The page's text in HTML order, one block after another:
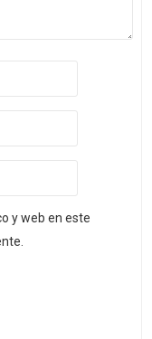
y web en este